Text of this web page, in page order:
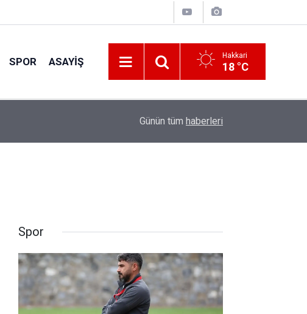
SPOR ASAYIŞ Hakkari
18 °C
İran Sınırında 7 Kilo 720 Gram Eroin ele geçirildi
Günün tüm haberleri
Spor